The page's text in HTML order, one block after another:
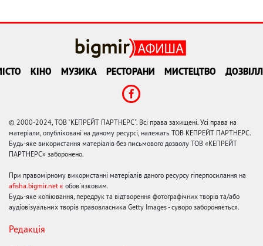
КІНО МУЗИКА РЕСТОРАНИ МИСТЕЦТВО
© 2000-2024, ТОВ "КЕПРЕЙТ ПАРТНЕРС". Всі права захищені. Усі права на
матеріали, опубліковані на даному ресурсі, належать ТОВ КЕПРЕЙТ ПАРТНЕРС.
Будь-яке використання матеріалів без письмового дозволу ТОВ «КЕПРЕЙТ
ПАРТНЕРС» заборонено.
При правомірному використанні матеріалів даного ресурсу гіперпосилання на
afisha.bigmir.net є обов'язковим.
Будь-яке копіювання, передрук та відтворення фотографічних творів та/або
аудіовізуальних творів правовласника Getty Images - суворо забороняється.
Редакція